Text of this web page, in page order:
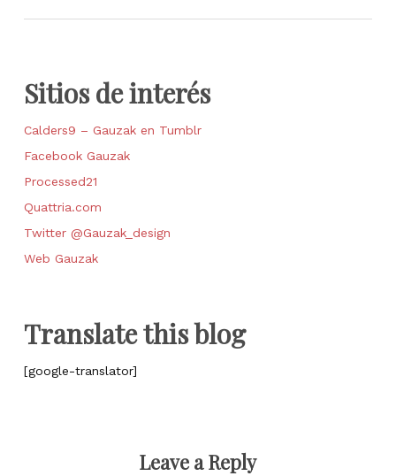
Sitios de interés
Calders9 – Gauzak en Tumblr
Facebook Gauzak
Processed21
Quattria.com
Twitter @Gauzak_design
Web Gauzak
Translate this blog
[google-translator]
Leave a Reply